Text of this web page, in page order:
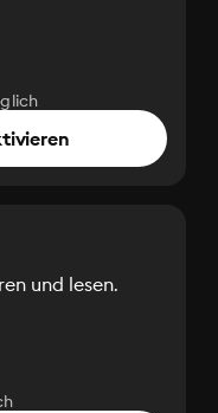
und lesen.